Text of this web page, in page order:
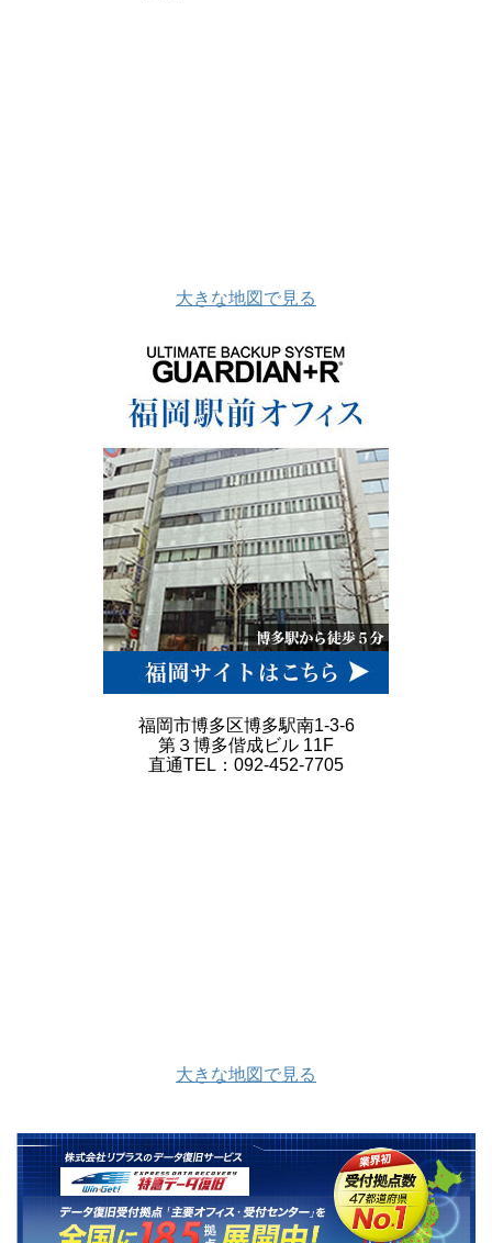
大きな地図で見る
福岡市博多区博多駅南1-3-6
第３博多偕成ビル 11F
直通TEL：092-452-7705
大きな地図で見る